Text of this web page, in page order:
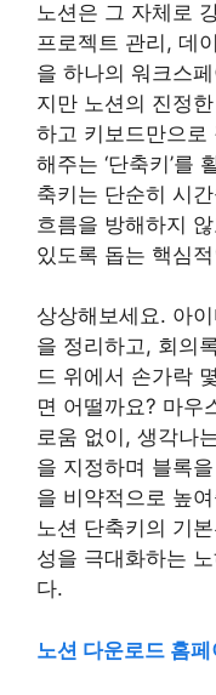
노션은 그 자체로
프로젝트 관리, 데
을 하나의 워크스
지만 노션의 진정
하고 키보드만으로
해주는 ‘단축키’를
축키는 단순히 시
흐름을 방해하지
있도록 돕는 핵심
상상해보세요. 아
을 정리하고, 회의
드 위에서 손가락
면 어떨까요? 마우
로움 없이, 생각나
을 지정하며 블록
을 비약적으로 높
노션 단축키의 기
성을 극대화하는
다.
노션 다운로드 홈